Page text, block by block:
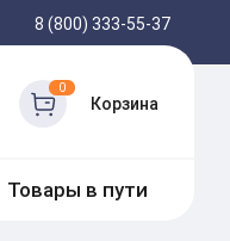
8 (800) 333-55-37
0
Корзина
Товары в пути